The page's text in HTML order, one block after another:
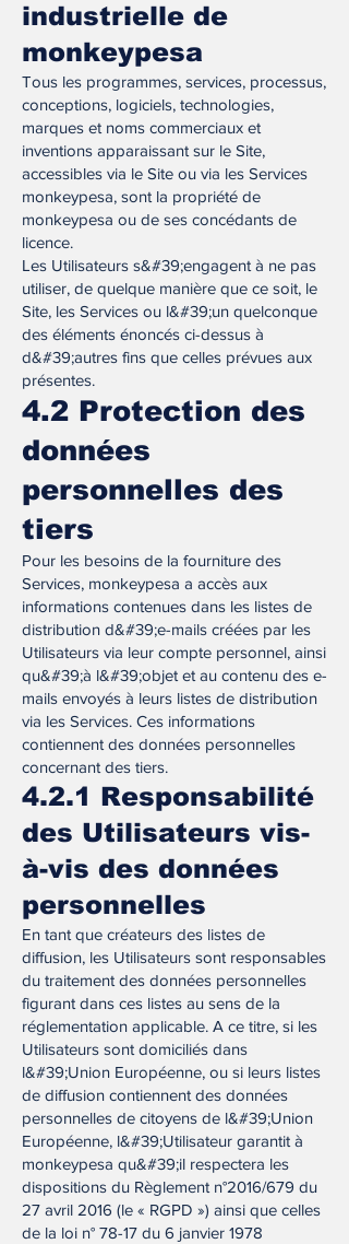
industrielle de
monkeypesa
Tous les programmes, services, processus,
conceptions, logiciels, technologies,
marques et noms commerciaux et
inventions apparaissant sur le Site,
accessibles via le Site ou via les Services
monkeypesa, sont la propriété de
monkeypesa ou de ses concédants de
licence.
Les Utilisateurs s&#39;engagent à ne pas
utiliser, de quelque manière que ce soit, le
Site, les Services ou l&#39;un quelconque
des éléments énoncés ci-dessus à
d&#39;autres fins que celles prévues aux
présentes.
4.2 Protection des
données
personnelles des
tiers
Pour les besoins de la fourniture des
Services, monkeypesa a accès aux
informations contenues dans les listes de
distribution d&#39;e-mails créées par les
Utilisateurs via leur compte personnel, ainsi
qu&#39;à l&#39;objet et au contenu des e-
mails envoyés à leurs listes de distribution
via les Services. Ces informations
contiennent des données personnelles
concernant des tiers.
4.2.1 Responsabilité
des Utilisateurs vis-
à-vis des données
personnelles
En tant que créateurs des listes de
diffusion, les Utilisateurs sont responsables
du traitement des données personnelles
figurant dans ces listes au sens de la
réglementation applicable. A ce titre, si les
Utilisateurs sont domiciliés dans
l&#39;Union Européenne, ou si leurs listes
de diffusion contiennent des données
personnelles de citoyens de l&#39;Union
Européenne, l&#39;Utilisateur garantit à
monkeypesa qu&#39;il respectera les
dispositions du Règlement n°2016/679 du
27 avril 2016 (le « RGPD ») ainsi que celles
de la loi n° 78-17 du 6 janvier 1978